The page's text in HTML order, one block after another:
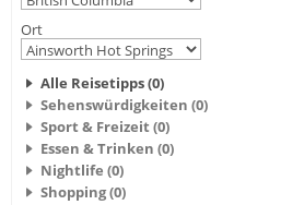
Ort
Alle Reisetipps (0)
Sehenswürdigkeiten (0)
Sport & Freizeit (0)
Essen & Trinken (0)
Nightlife (0)
Shopping (0)